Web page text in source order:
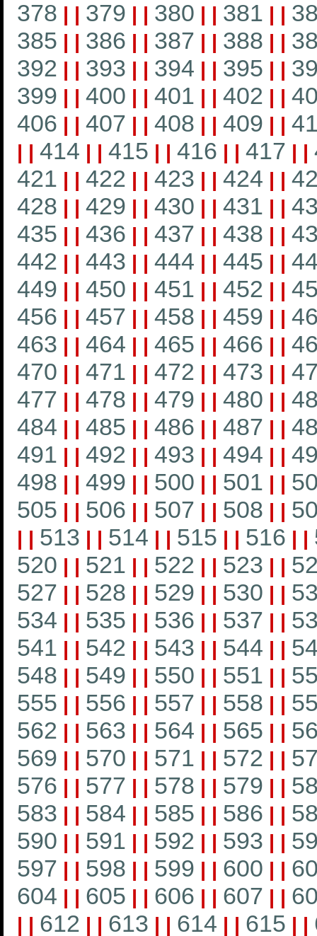
378 | | 379 | | 380 | | 381 | |
385 | | 386 | | 387 | | 388 | |
392 | | 393 | | 394 | | 395 | |
399 | | 400 | | 401 | | 402 | |
406 | | 407 | | 408 | | 409 | |
| | 414 | | 415 | | 416 | | 417 | |
421 | | 422 | | 423 | | 424 | |
428 | | 429 | | 430 | | 431 | |
435 | | 436 | | 437 | | 438 | |
442 | | 443 | | 444 | | 445 | |
449 | | 450 | | 451 | | 452 | |
456 | | 457 | | 458 | | 459 | |
463 | | 464 | | 465 | | 466 | |
470 | | 471 | | 472 | | 473 | |
477 | | 478 | | 479 | | 480 | |
484 | | 485 | | 486 | | 487 | |
491 | | 492 | | 493 | | 494 | |
498 | | 499 | | 500 | | 501 | |
505 | | 506 | | 507 | | 508 | |
| | 513 | | 514 | | 515 | | 516 | |
520 | | 521 | | 522 | | 523 | |
527 | | 528 | | 529 | | 530 | |
534 | | 535 | | 536 | | 537 | |
541 | | 542 | | 543 | | 544 | |
548 | | 549 | | 550 | | 551 | |
555 | | 556 | | 557 | | 558 | |
562 | | 563 | | 564 | | 565 | |
569 | | 570 | | 571 | | 572 | |
576 | | 577 | | 578 | | 579 | |
583 | | 584 | | 585 | | 586 | |
590 | | 591 | | 592 | | 593 | |
597 | | 598 | | 599 | | 600 | |
604 | | 605 | | 606 | | 607 | |
| | 612 | | 613 | | 614 | | 615 | |